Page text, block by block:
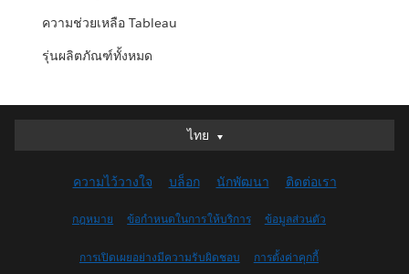
ความช่วยเหลือ Tableau
รุ่นผลิตภัณฑ์ทั้งหมด
ไทย
ไทย
English (UK)
English (US)
Français (Canada)
ความไว้วางใจ บล็อก นักพัฒนา ติดต่อเรา
กฎหมาย ข้อกำหนดในการให้บริการ ข้อมูลส่วนตัว
การเปิดเผยอย่างมีความรับผิดชอบ การตั้งค่าคุกกี้